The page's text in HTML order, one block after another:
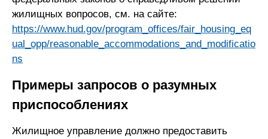
жилищных вопросов, см. на сайте:
https://www.hud.gov/program_offices/fair_housing_eq
ual_opp/reasonable_accommodations_and_modificatio
ns
Примеры запросов о разумных
приспособлениях
Жилищное управление должно предоставить